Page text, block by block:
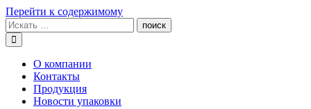
Перейти к содержимому
О компании
Контакты
Продукция
Новости упаковки